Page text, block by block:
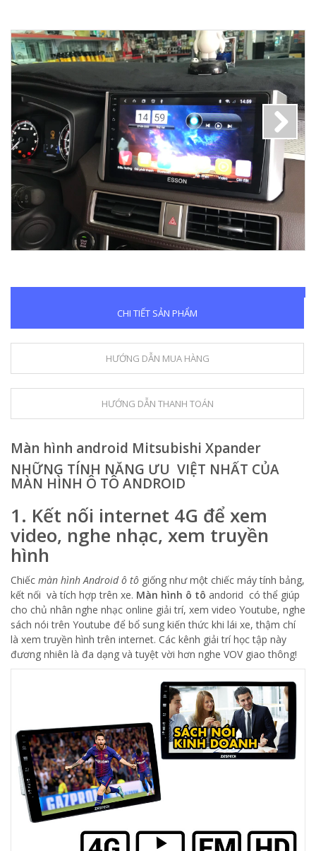
Next
CHI TIẾT SẢN PHẨM
HƯỚNG DẪN MUA HÀNG
HƯỚNG DẪN THANH TOÁN
Màn hình android Mitsubishi Xpander
NHỮNG TÍNH NĂNG ƯU VIỆT NHẤT CỦA
MÀN HÌNH Ô TÔ ANDROID
1. Kết nối internet 4G để xem
video, nghe nhạc, xem truyền
hình
Chiếc màn hình Android ô tô giống như một chiếc máy tính bảng,
kết nối và tích hợp trên xe. Màn hình ô tô andorid có thể giúp
cho chủ nhân nghe nhạc online giải trí, xem video Youtube, nghe
sách nói trên Youtube để bổ sung kiến thức khi lái xe, thậm chí
là xem truyền hình trên internet. Các kênh giải trí học tập này
đương nhiên là đa dạng và tuyệt vời hơn nghe VOV giao thông!